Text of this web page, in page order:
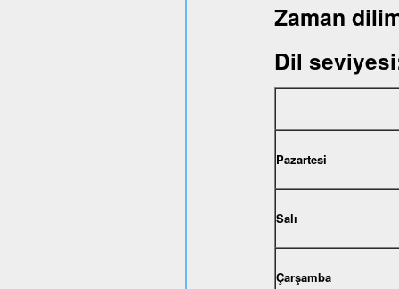
Zaman
Dil
Pazartesi
Salı
Çarşamba